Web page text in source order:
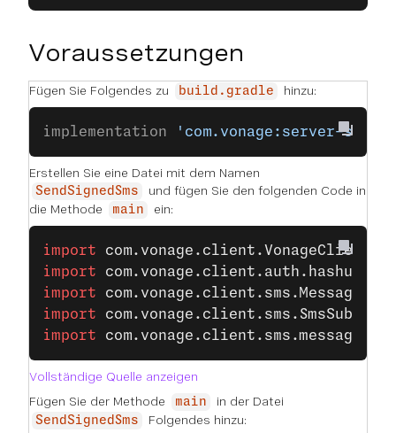
Voraussetzungen
Fügen Sie Folgendes zu build.gradle hinzu:
implementation 'com.vonage:server-
Erstellen Sie eine Datei mit dem Namen
SendSignedSms
und fügen Sie den folgenden Code in
die Methode
main ein:
import com.vonage.client.VonageClient
import
import
import
import
Vollständige Quelle anzeigen
Fügen Sie der Methode
main in der Datei
SendSignedSms Folgendes hinzu: